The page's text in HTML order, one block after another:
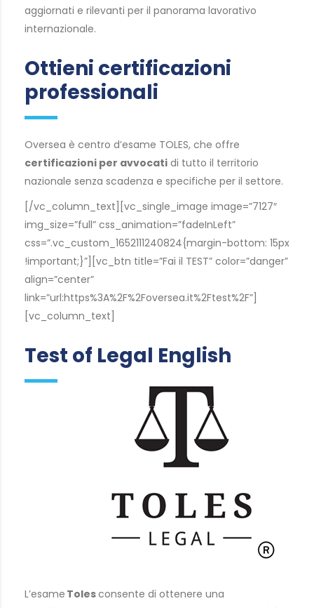
aggiornati e rilevanti per il panorama lavorativo
internazionale.
Ottieni certificazioni
professionali
Oversea è centro d’esame TOLES, che offre
certificazioni per avvocati di tutto il territorio
nazionale senza scadenza e specifiche per il settore.
[/vc_column_text][vc_single_image image=”7127″
img_size=”full” css_animation=”fadeInLeft”
css=”.vc_custom_1652111240824{margin-bottom: 15px
!important;}”][vc_btn title=”Fai il TEST” color=”danger”
align=”center”
link=”url:https%3A%2F%2Foversea.it%2Ftest%2F”]
[vc_column_text]
Test of Legal English
L’esame Tolesconsente di ottenere una